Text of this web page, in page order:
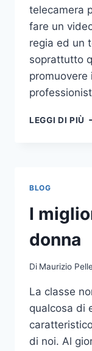
telecamera
fare un
regia ed un
soprattutto
promuovere
LEGGI DI PIÙ
BLOG
I
donna
Di Maurizio
La classe
qualcosa di
di noi. Al